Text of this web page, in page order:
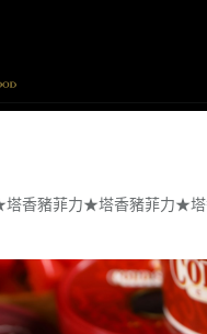
香豬菲力★塔香豬菲力★